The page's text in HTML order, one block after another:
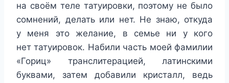
на своём теле татуировки, поэтому не было
сомнений, делать или нет. Не знаю, откуда
у меня это желание, в семье ни у кого
нет татуировок. Набили часть моей фамилии
«Гориц» транслитерацией, латинскими
буквами, затем добавили кристалл, ведь